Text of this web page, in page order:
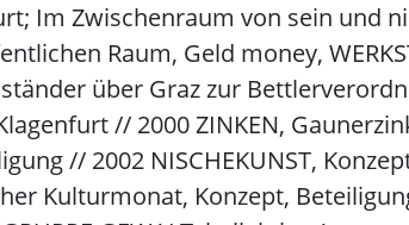
Im Zwischenraum von sein und
Raum, Geld money,
über Graz zur
// 2000 ZINKEN,
// 2002 NISCHEKUNST,
Kulturmonat, Konzept,